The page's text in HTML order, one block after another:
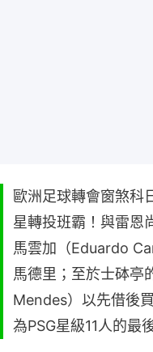
歐洲足球轉會窗煞科
星轉投班霸！與雷恩
馬雲加（Eduardo
馬德里；至於士砵亭
Mendes）以先借後
為PSG星級11人的最